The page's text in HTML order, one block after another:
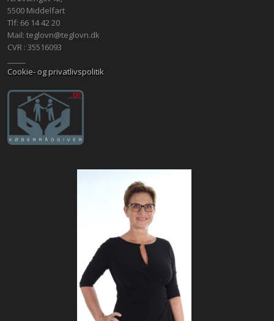
5500 Middelfart
Tlf: 66 14 42 20
Mail: teglovn@teglovn.dk
CVR : 35516093
Cookie- og privatlivspolitik